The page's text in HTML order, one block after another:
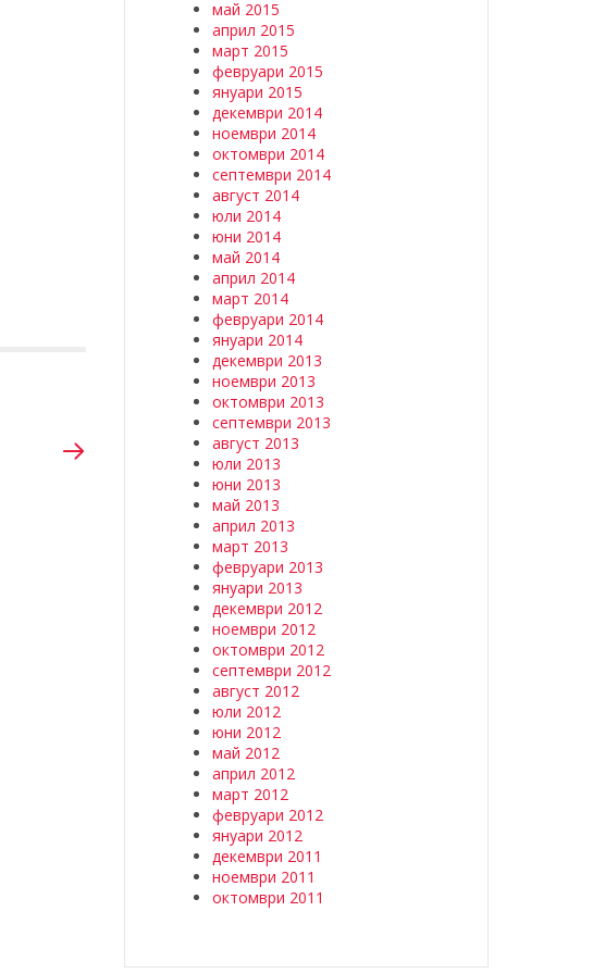
май 2015
април 2015
март 2015
февруари 2015
януари 2015
декември 2014
ноември 2014
октомври 2014
септември 2014
август 2014
юли 2014
юни 2014
май 2014
април 2014
март 2014
февруари 2014
януари 2014
декември 2013
ноември 2013
октомври 2013
септември 2013
август 2013
юли 2013
юни 2013
май 2013
април 2013
март 2013
февруари 2013
януари 2013
декември 2012
ноември 2012
октомври 2012
септември 2012
август 2012
юли 2012
юни 2012
май 2012
април 2012
март 2012
февруари 2012
януари 2012
декември 2011
ноември 2011
октомври 2011